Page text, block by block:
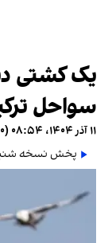
یک کشتی
سواحل
۱۱ آذر ۱۴۰۴، ۰۸:۵۴ (‎+۰ گرینویچ)
پخش نسخه